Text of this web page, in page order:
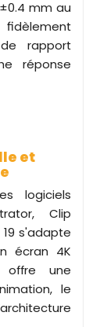
mm au
rapport
réponse
et
logiciels
Clip
s'adapte
écran 4K
offre une
le